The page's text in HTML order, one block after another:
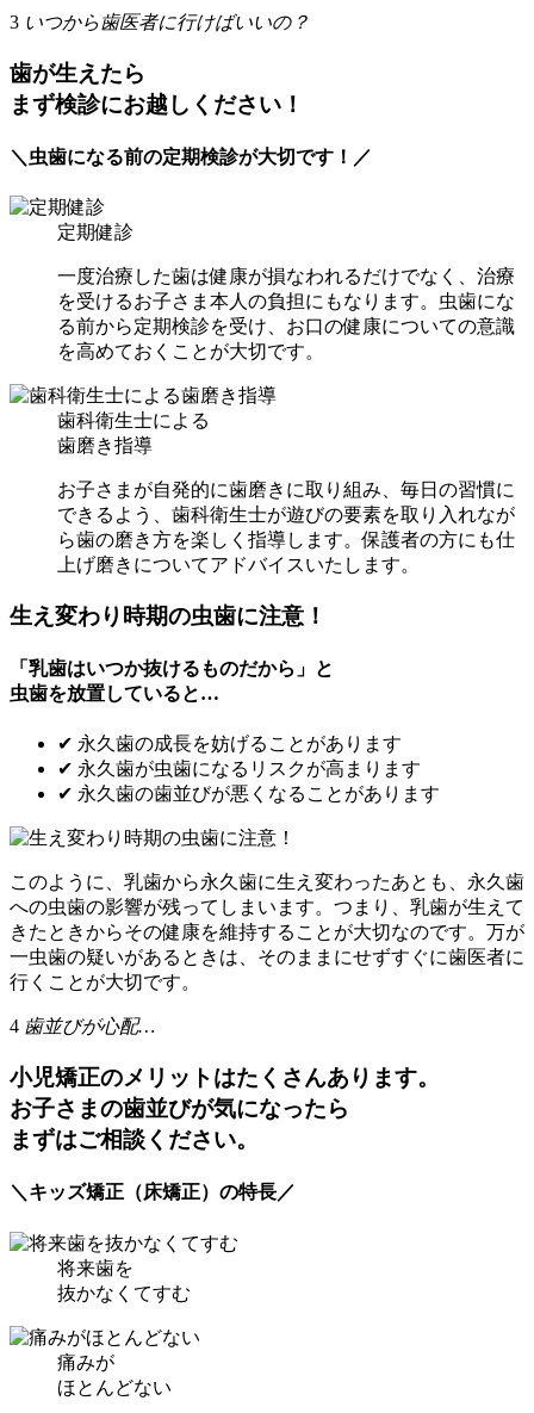
3 いつから歯医者に行けばいいの？
歯が生えたら
まず検診にお越しください！
＼虫歯になる前の定期検診が大切です！／
定期健診
一度治療した歯は健康が損なわれるだけでなく、治療
を受けるお子さま本人の負担にもなります。虫歯にな
る前から定期検診を受け、お口の健康についての意識
を高めておくことが大切です。
歯科衛生士による
歯磨き指導
お子さまが自発的に歯磨きに取り組み、毎日の習慣に
できるよう、歯科衛生士が遊びの要素を取り入れなが
ら歯の磨き方を楽しく指導します。保護者の方にも仕
上げ磨きについてアドバイスいたします。
生え変わり時期の虫歯に注意！
「乳歯はいつか抜けるものだから」と
虫歯を放置していると…
✔ 永久歯の成長を妨げることがあります
✔ 永久歯が虫歯になるリスクが高まります
✔ 永久歯の歯並びが悪くなることがあります
このように、乳歯から永久歯に生え変わったあとも、永久歯
への虫歯の影響が残ってしまいます。つまり、乳歯が生えて
きたときからその健康を維持することが大切なのです。万が
一虫歯の疑いがあるときは、そのままにせずすぐに歯医者に
行くことが大切です。
4 歯並びが心配…
小児矯正のメリットはたくさんあります。
お子さまの歯並びが気になったら
まずはご相談ください。
＼キッズ矯正（床矯正）の特長／
将来歯を
抜かなくてすむ
痛みが
ほとんどない